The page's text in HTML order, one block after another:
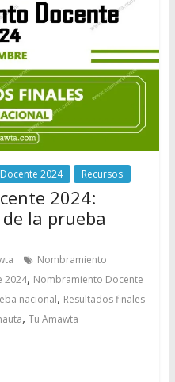
2024 Recursos
2024:
la prueba
Nombramiento
2024, Nombramiento Docente
nacional, Resultados finales
, Tu Amawta